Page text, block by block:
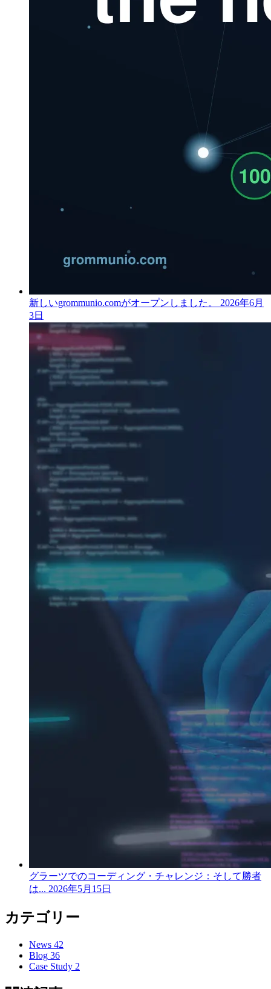
新しいgrommunio.comがオープンしました。
2026年6月
3日
グラーツでのコーディング・チャレンジ：そして勝者
は... 2026年5月15日
カテゴリー
News 42
Blog 36
Case Study 2